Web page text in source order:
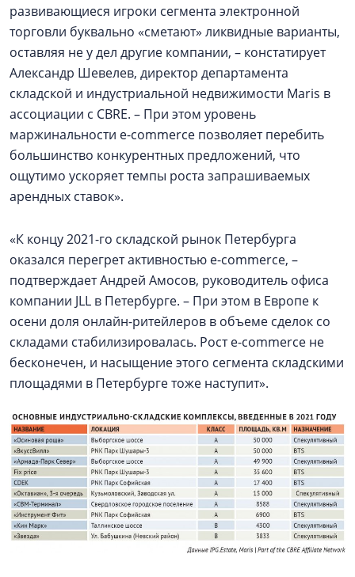
развивающиеся игроки сегмента электронной
торговли буквально «сметают» ликвидные варианты,
оставляя не у дел другие компании, – констатирует
Александр Шевелев, директор департамента
складской и индустриальной недвижимости Maris в
ассоциации с CBRE. – При этом уровень
маржинальности e-commerce позволяет перебить
большинство конкурентных предложений, что
ощутимо ускоряет темпы роста запрашиваемых
арендных ставок».
«К концу 2021-го складской рынок Петербурга
оказался перегрет активностью e-commerce, –
подтверждает Андрей Амосов, руководитель офиса
компании JLL в Петербурге. – При этом в Европе к
осени доля онлайн-ритейлеров в объеме сделок со
складами стабилизировалась. Рост e-commerce не
бесконечен, и насыщение этого сегмента складскими
площадями в Петербурге тоже наступит».